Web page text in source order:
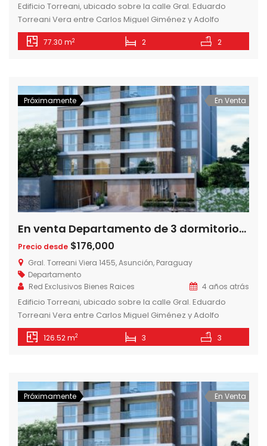
Edificio Torreani, ubicado sobre la calle Gral. Eduardo
Torreani Vera entre Carlos Miguel Giménez y Adolfo
Riquelme, a 5 minutos del Shopping Villa Morra y Mcal.
López, con rápido acceso al nuevo eje corporativo de
unidades) – 2 […]
77.30 m2 2 2
Próximamente En Venta
En venta Departamento de 3 dormitorios en Edificio Torreani, Villa Morra
Precio desde $176,000
Gral. Torreani Viera 1455, Asunción, Paraguay
Departamento
Red Exclusivos Bienes Raices
4 años atrás
Edificio Torreani, ubicado sobre la calle Gral. Eduardo
Torreani Vera entre Carlos Miguel Giménez y Adolfo
Riquelme, a 5 minutos del Shopping Villa Morra y Mcal.
López, con rápido acceso al nuevo eje corporativo de
unidades) – 2 […]
126.52 m2 3 3
Próximamente En Venta